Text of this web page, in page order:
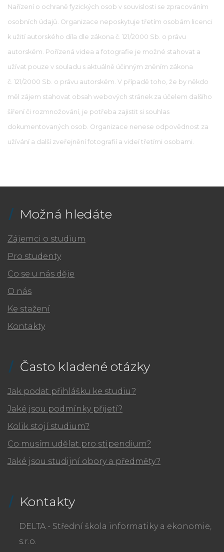
Nařízení o ochraně fyzických osob v souvislosti se zpracováním
osobních údajů. Organizace neposkytuje třetím osobám licenci
k užití autorského díla dle zákona č. 121/2000 Sb. o právu
autorském. Pořízená videa a fotografie je možné stahovat a
užívat pouze v souladu s aktuálně účinným zněním zákona
č. 121/2000 Sb. o právu autorském. V případě toho, že by někdo
měl zájem stahovat obsah webových stránek za účelem dalšího
šíření či rozmnožování, je potřeba zajistit si souhlas
dokumentovaných osob. Organizace nenese odpovědnost za
užívání a další zveřejnění fotografií a videí třetími osobami.
Možná hledáte
Zájemci o studium
Pro studenty
Co se u nás děje
O nás
Ke stažení
Kontakty
Často kladené otázky
Jak podat přihlášku ke studiu?
Jaké jsou podmínky přijetí?
Kolik stojí studium?
Co musím udělat pro stipendium?
Jaké jsou studijní obory a předměty?
Kontakty
DELTA - Střední škola informatiky a ekonomie,
s.r.o.